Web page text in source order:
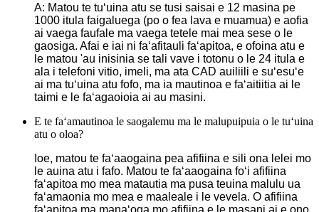
A: Matou te tuʻuina atu se tusi saisai e 12 masina pe
1000 itula faigaluega (po o fea lava e muamua) e aofia
ai vaega faufale ma vaega tetele mai mea sese o le
gaosiga. Afai e iai ni faʻafitauli faʻapitoa, e ofoina atu e
le matou 'au inisinia se tali vave i totonu o le 24 itula e
ala i telefoni vitio, imeli, ma ata CAD auiliili e suʻesuʻe
ai ma tuʻuina atu fofo, ma ia mautinoa e faʻaitiitia ai le
taimi e le faʻagaoioia ai au masini.
E te faʻamautinoa le saogalemu ma le malupuipuia o le tuʻuina
atu o oloa?
Ioe, matou te faʻaaogaina pea afifiina e sili ona lelei mo
le auina atu i fafo. Matou te faʻaaogaina foʻi afifiina
faʻapitoa mo mea matautia ma pusa teuina malulu ua
faʻamaonia mo mea e maaleale i le vevela. O afifiina
faʻapitoa ma manaʻoga mo afifiina e le masani ai e ono